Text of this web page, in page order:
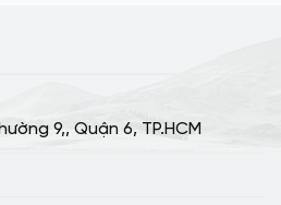
9,, Quận 6, TP.HCM